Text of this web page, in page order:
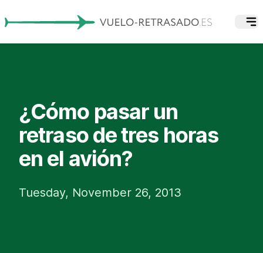
¿Cómo pasar un
retraso de tres horas
en el avión?
Tuesday, November 26, 2013